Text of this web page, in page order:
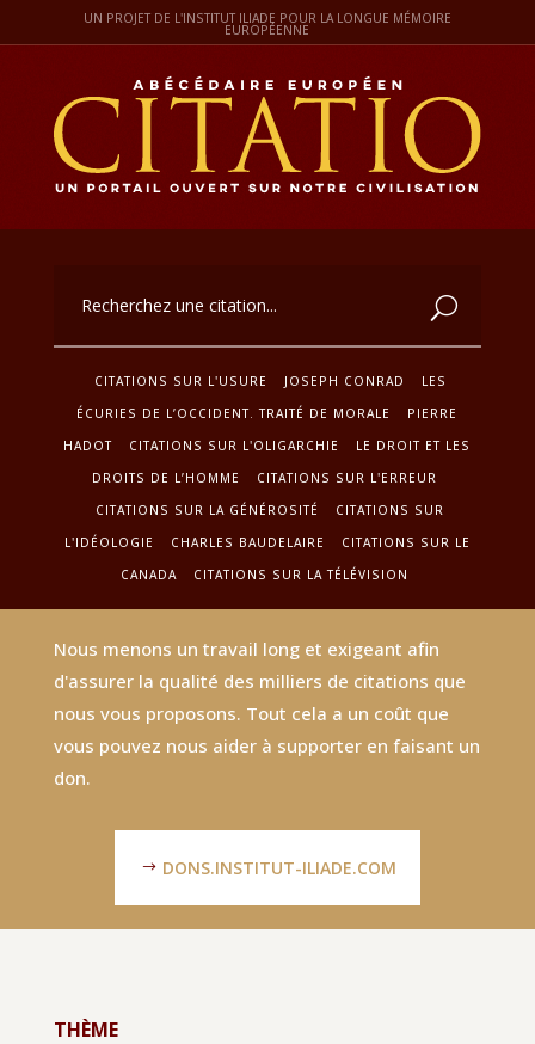
UN PROJET DE L'INSTITUT ILIADE POUR LA LONGUE MÉMOIRE
EUROPÉENNE
CITATIONS SUR L'USURE JOSEPH CONRAD
LES
ÉCURIES DE L’OCCIDENT. TRAITÉ DE MORALE
PIERRE
HADOT
CITATIONS SUR L'OLIGARCHIE
LE DROIT ET LES
DROITS DE L’HOMME
CITATIONS SUR L'ERREUR
CITATIONS SUR LA GÉNÉROSITÉ
CITATIONS SUR
L'IDÉOLOGIE
CHARLES BAUDELAIRE
CITATIONS SUR LE
CANADA
CITATIONS SUR LA TÉLÉVISION
Nous menons un travail long et exigeant afin
d'assurer la qualité des milliers de citations que
nous vous proposons. Tout cela a un coût que
vous pouvez nous aider à supporter en faisant un
don.
DONS.INSTITUT-ILIADE.COM
THÈME